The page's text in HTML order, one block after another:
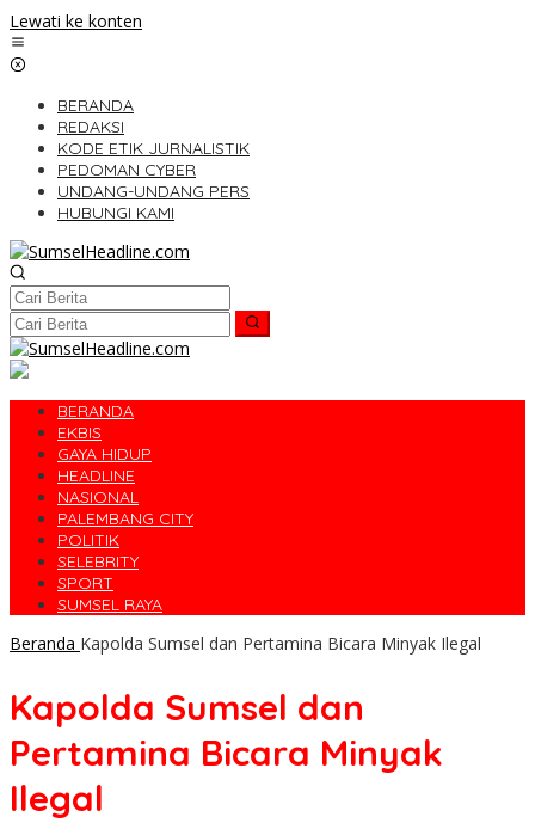
Lewati ke konten
BERANDA
REDAKSI
KODE ETIK JURNALISTIK
PEDOMAN CYBER
UNDANG-UNDANG PERS
HUBUNGI KAMI
BERANDA
EKBIS
GAYA HIDUP
HEADLINE
NASIONAL
PALEMBANG CITY
POLITIK
SELEBRITY
SPORT
SUMSEL RAYA
Beranda Kapolda Sumsel dan Pertamina Bicara Minyak Ilegal
Kapolda Sumsel dan
Pertamina Bicara Minyak
Ilegal